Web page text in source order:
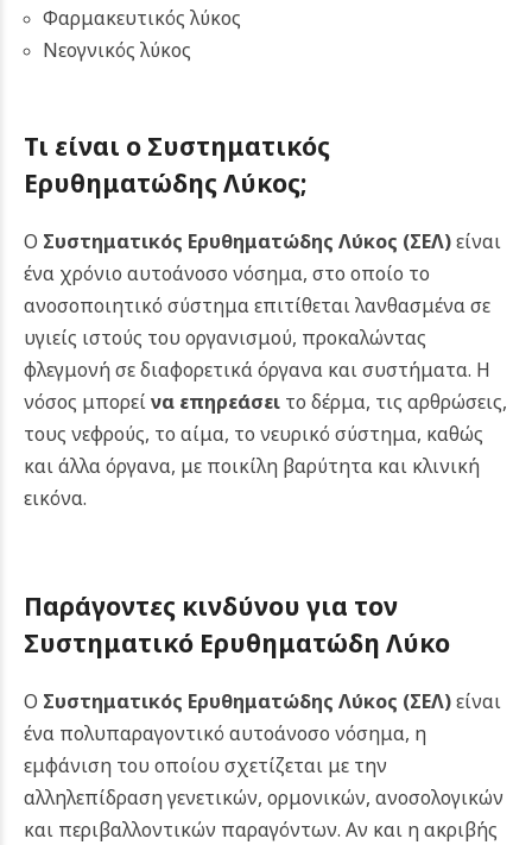
Φαρμακευτικός λύκος
Νεογνικός λύκος
Τι είναι ο Συστηματικός
Ερυθηματώδης Λύκος;
Ο Συστηματικός Ερυθηματώδης Λύκος (ΣΕΛ)είναι
ένα χρόνιο αυτοάνοσο νόσημα, στο οποίο το
ανοσοποιητικό σύστημα επιτίθεται λανθασμένα σε
υγιείς ιστούς του οργανισμού, προκαλώντας
φλεγμονή σε διαφορετικά όργανα και συστήματα. Η
νόσος μπορείνα επηρεάσει το δέρμα, τις αρθρώσεις,
τους νεφρούς, το αίμα, το νευρικό σύστημα, καθώς
και άλλα όργανα, με ποικίλη βαρύτητα και κλινική
εικόνα.
Παράγοντες κινδύνου για τον
Συστηματικό Ερυθηματώδη Λύκο
Ο Συστηματικός Ερυθηματώδης Λύκος (ΣΕΛ)είναι
ένα πολυπαραγοντικό αυτοάνοσο νόσημα, η
εμφάνιση του οποίου σχετίζεται με την
αλληλεπίδραση γενετικών, ορμονικών, ανοσολογικών
και περιβαλλοντικών παραγόντων. Αν και η ακριβής